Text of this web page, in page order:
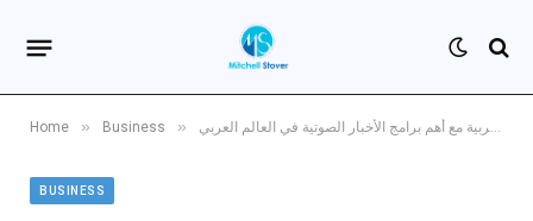
Home » Business » مقارنة بودكاست نشرة راديو أورينت العربية مع أهم برامج الأخبار الصوتية في العالم العربي
BUSINESS